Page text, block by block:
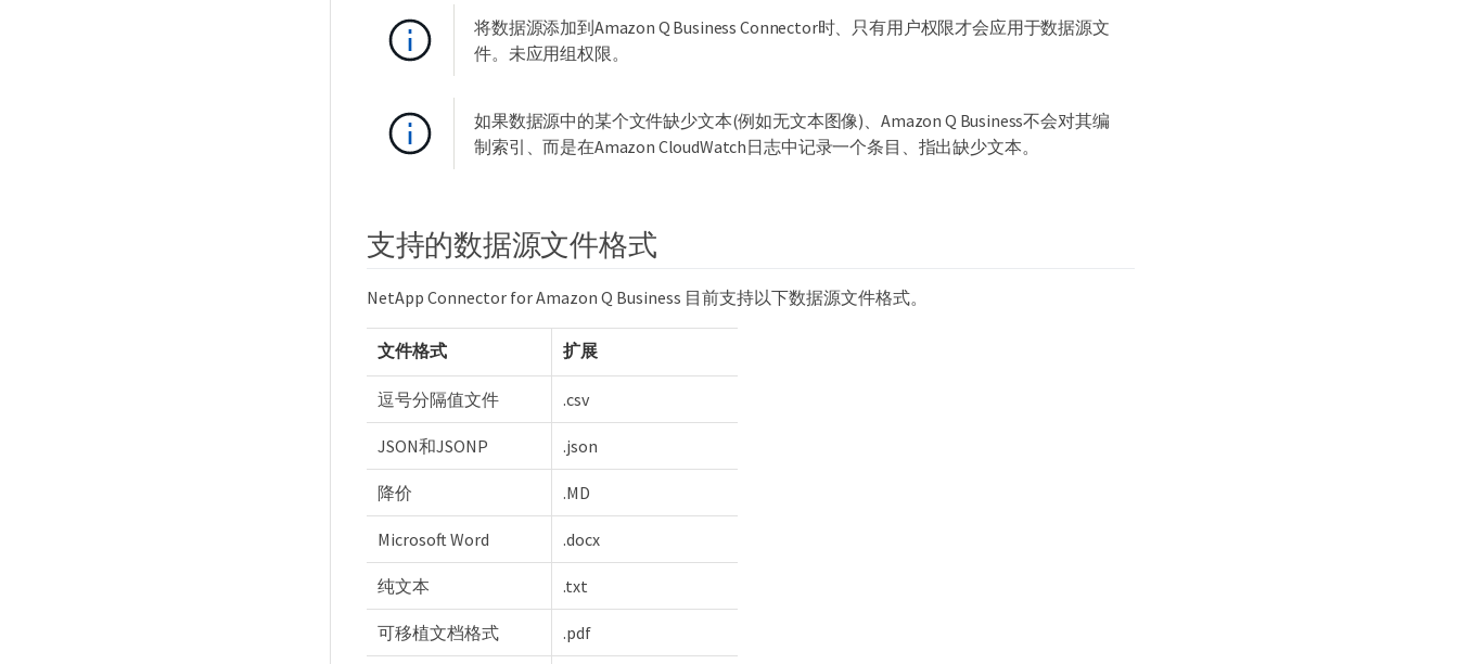
将数据源添加到Amazon Q Business Connector时、只有用户权限才会应用于数据源文
件。未应用组权限。
如果数据源中的某个文件缺少文本(例如无文本图像)、Amazon Q Business不会对其编
制索引、而是在Amazon CloudWatch日志中记录一个条目、指出缺少文本。
支持的数据源文件格式
NetApp Connector for Amazon Q Business 目前支持以下数据源文件格式。
文件格式 扩展
逗号分隔值文件 .csv
JSON和JSONP .json
降价 .MD
Microsoft Word .docx
纯文本 .txt
可移植文档格式 .pdf